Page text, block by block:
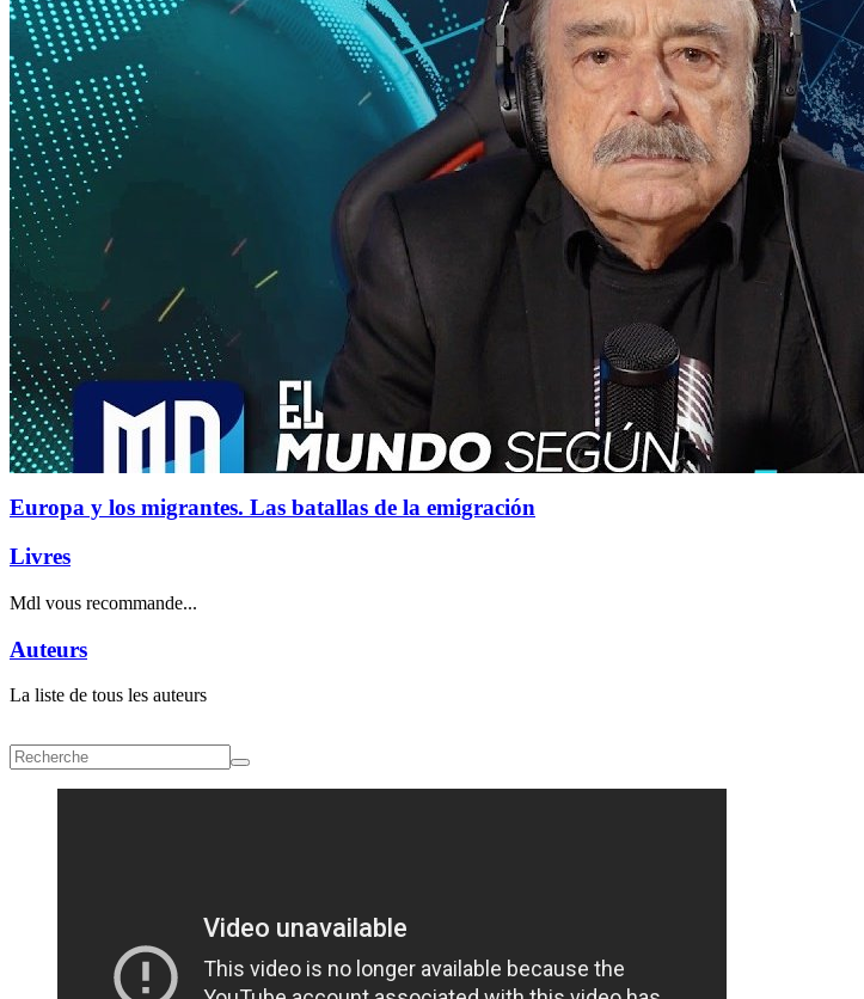
Europa y los migrantes. Las batallas de la emigración
Livres
Mdl vous recommande...
Auteurs
La liste de tous les auteurs